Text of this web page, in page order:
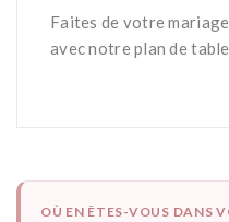
Faites de votre
avec notre plan de
OÙ EN ÊTES-VOUS DANS